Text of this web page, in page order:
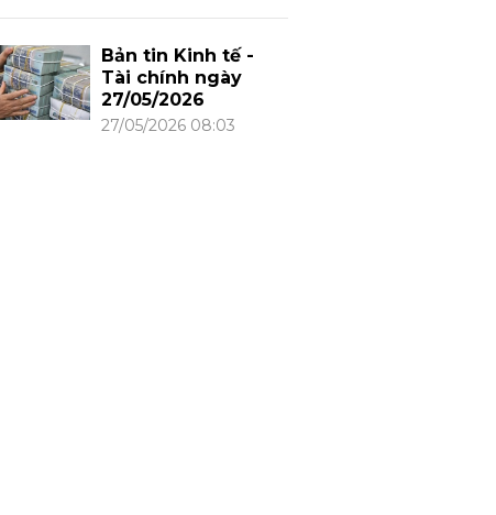
Bản tin Kinh tế -
Tài chính ngày
27/05/2026
27/05/2026 08:03